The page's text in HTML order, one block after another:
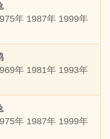
年 1987年 1999年
年 1981年 1993年
年 1987年 1999年